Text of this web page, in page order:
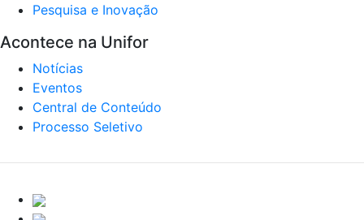
Pesquisa e Inovação
Acontece na Unifor
Notícias
Eventos
Central de Conteúdo
Processo Seletivo